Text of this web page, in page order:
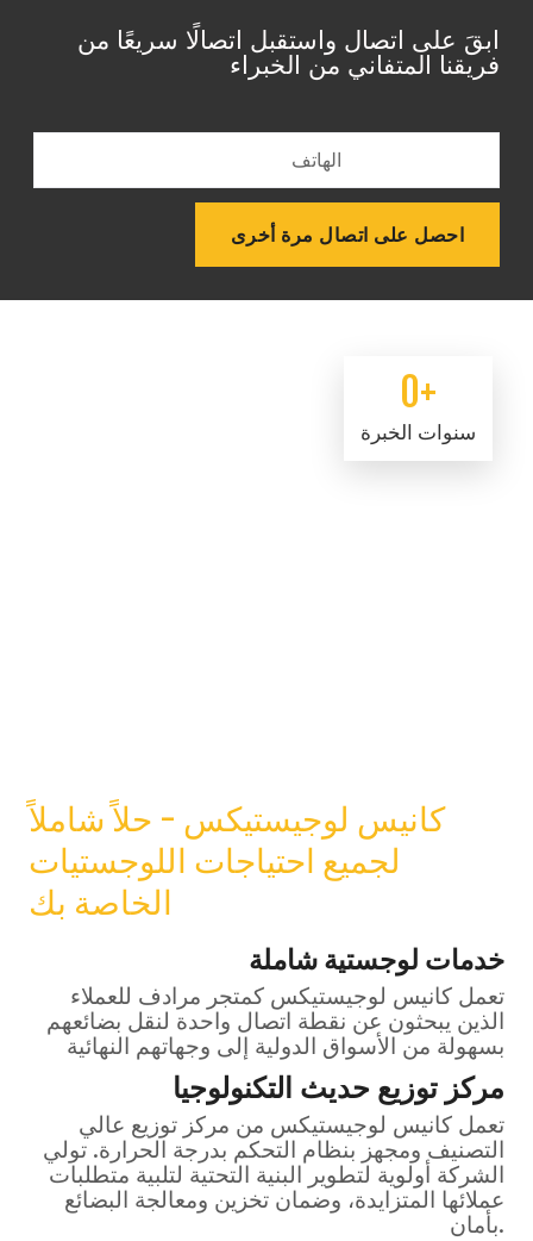
ابقَ على اتصال واستقبل اتصالًا سريعًا من
فريقنا المتفاني من الخبراء
احصل على اتصال مرة أخرى
كانيس لوجيستيكس - حلاً شاملاً
لجميع احتياجات اللوجستيات
الخاصة بك
خدمات لوجستية شاملة
تعمل كانيس لوجيستيكس كمتجر مرادف للعملاء
الذين يبحثون عن نقطة اتصال واحدة لنقل بضائعهم
بسهولة من الأسواق الدولية إلى وجهاتهم النهائية
مركز توزيع حديث التكنولوجيا
تعمل كانيس لوجيستيكس من مركز توزيع عالي
التصنيف ومجهز بنظام التحكم بدرجة الحرارة. تولي
الشركة أولوية لتطوير البنية التحتية لتلبية متطلبات
عملائها المتزايدة، وضمان تخزين ومعالجة البضائع
بأمان.
0+
سنوات الخبرة